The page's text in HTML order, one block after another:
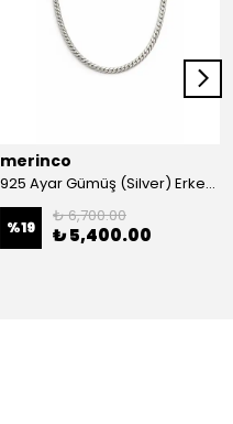
merinco
925 Ayar Gümüş (Silver) Erkek Kolye
%19
₺ 6,700.00
₺ 5,400.00